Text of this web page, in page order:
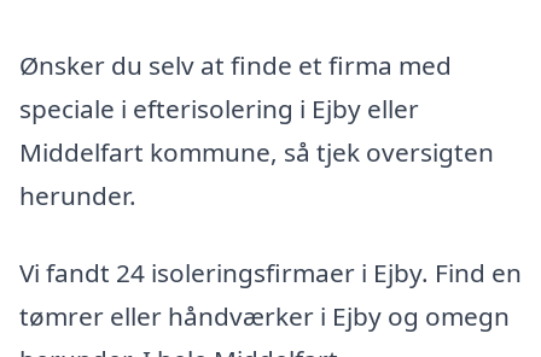
Ønsker du selv at finde et firma med
speciale i efterisolering i Ejby eller
Middelfart kommune, så tjek oversigten
herunder.
Vi fandt 24 isoleringsfirmaer i Ejby. Find en
tømrer eller håndværker i Ejby og omegn